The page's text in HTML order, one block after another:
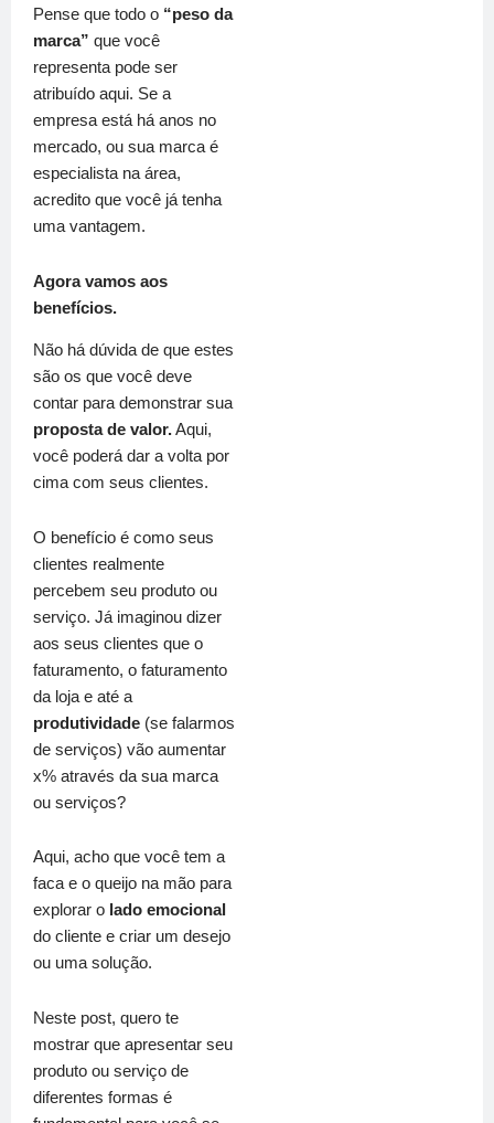
Pense que todo o “peso da
marca” que você
representa pode ser
atribuído aqui. Se a
empresa está há anos no
mercado, ou sua marca é
especialista na área,
acredito que você já tenha
uma vantagem.
Agora vamos aos
benefícios.
Não há dúvida de que estes
são os que você deve
contar para demonstrar sua
proposta de valor.Aqui,
você poderá dar a volta por
cima com seus clientes.
O benefício é como seus
clientes realmente
percebem seu produto ou
serviço. Já imaginou dizer
aos seus clientes que o
faturamento, o faturamento
da loja e até a
produtividade (se falarmos
de serviços) vão aumentar
x% através da sua marca
ou serviços?
Aqui, acho que você tem a
faca e o queijo na mão para
explorar o lado emocional
do cliente e criar um desejo
ou uma solução.
Neste post, quero te
mostrar que apresentar seu
produto ou serviço de
diferentes formas é